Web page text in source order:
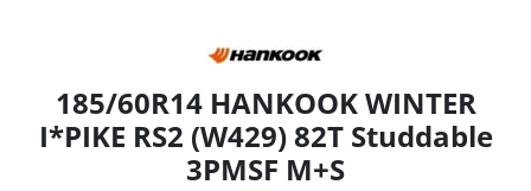
185/60R14 HANKOOK WINTER
I*PIKE RS2 (W429) 82T Studdable
3PMSF M+S